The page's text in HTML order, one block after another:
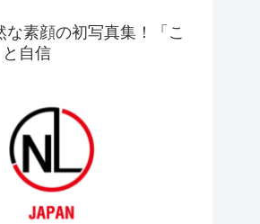
な素顔の初写真集！「こ
自信